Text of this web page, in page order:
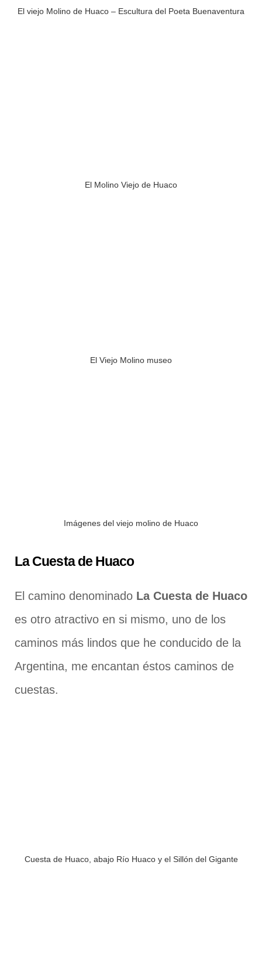
El viejo Molino de Huaco – Escultura del Poeta Buenaventura
El Molino Viejo de Huaco
El Viejo Molino museo
Imágenes del viejo molino de Huaco
La Cuesta de Huaco
El camino denominado La Cuesta de Huaco
es otro atractivo en si mismo, uno de los
caminos más lindos que he conducido de la
Argentina, me encantan éstos caminos de
cuestas.
Cuesta de Huaco, abajo Río Huaco y el Sillón del Gigante